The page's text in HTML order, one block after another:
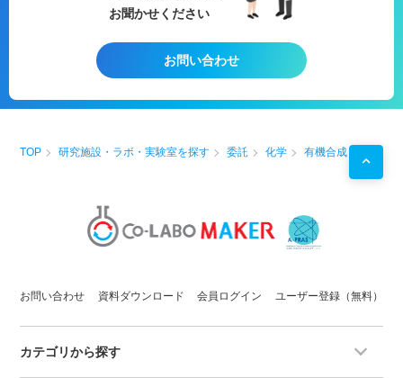
お聞かせください
お問い合わせ
TOP 研究施設・ラボ・実験室を探す 委託 化学 有機合成
お問い合わせ 資料ダウンロード 会員ログイン ユーザー登録（無料）
カテゴリから探す